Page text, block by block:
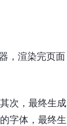
，渲染完页面
次，最终生成
字体，最终生